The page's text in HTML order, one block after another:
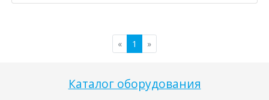
Каталог оборудования
« 1 »